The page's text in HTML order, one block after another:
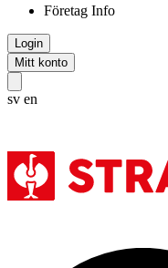
Företag Info
Login
Mitt konto
sv en